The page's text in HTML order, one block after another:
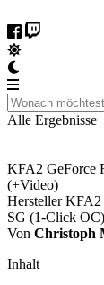
Alle Ergebnisse
KFA2 GeForce
(+Video)
Hersteller KFA2
SG (1-Click
Von Christoph
Inhalt